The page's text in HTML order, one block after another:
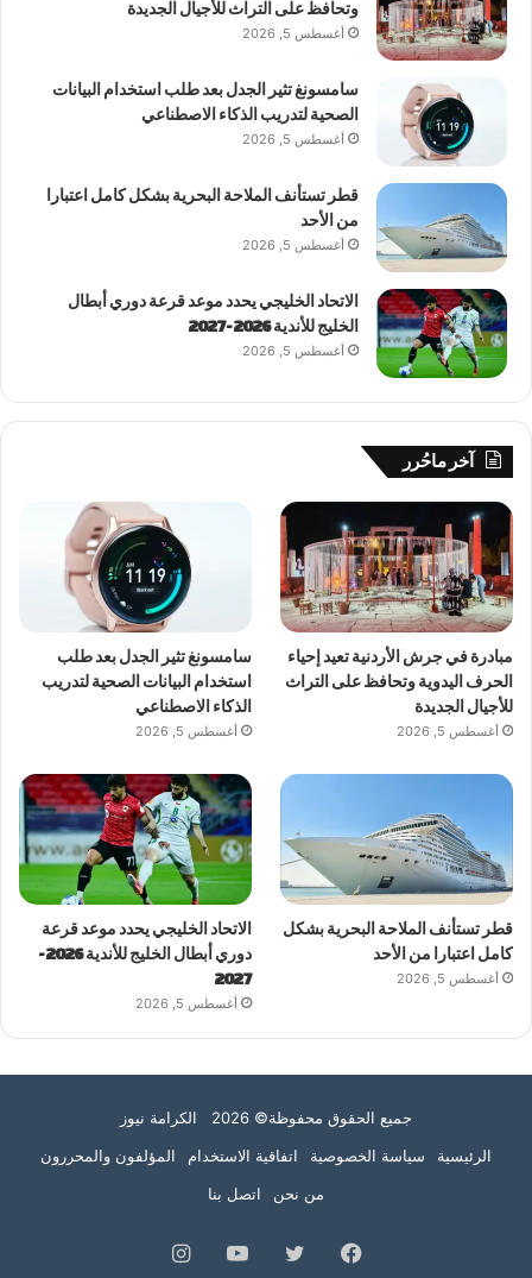
وتحافظ على التراث للأجيال الجديدة
أغسطس 5, 2026
سامسونغ تثير الجدل بعد طلب استخدام البيانات
الصحية لتدريب الذكاء الاصطناعي
أغسطس 5, 2026
قطر تستأنف الملاحة البحرية بشكل كامل اعتبارا
من الأحد
أغسطس 5, 2026
الاتحاد الخليجي يحدد موعد قرعة دوري أبطال
الخليج للأندية 2026-2027
أغسطس 5, 2026
آخر ماحُرر
مبادرة في جرش الأردنية تعيد إحياء
الحرف اليدوية وتحافظ على التراث
للأجيال الجديدة
أغسطس 5, 2026
سامسونغ تثير الجدل بعد طلب
استخدام البيانات الصحية لتدريب
الذكاء الاصطناعي
أغسطس 5, 2026
قطر تستأنف الملاحة البحرية بشكل
كامل اعتبارا من الأحد
أغسطس 5, 2026
الاتحاد الخليجي يحدد موعد قرعة
دوري أبطال الخليج للأندية 2026-
2027
أغسطس 5, 2026
جميع الحقوق محفوظة© 2026 الكرامة نيوز
الرئيسية
سياسة الخصوصية اتفاقية الاستخدام
المؤلفون والمحررون
من نحن
اتصل بنا
فيسبوك تويتر يوتيوبانستقرام